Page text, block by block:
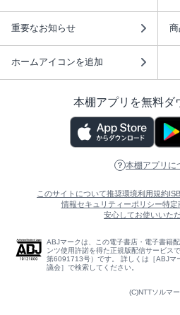
重要なお知らせ
ホームアイコンを追加
本棚アプリを無料ダ
本棚アプリに
このサイトについて推奨環境利用規約
情報セキュリティーポリシー特定
安心してお使いいた
ABJマークは、この電子書店・電子書籍
ンツ使用許諾を得た正規版配信サービス
第6091713号）です。 詳しくは［ABJマ
議会］で検索してください。
(C)NTTソルマ